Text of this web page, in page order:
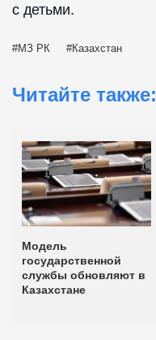
с детьми.
МЗ РК Казахстан
Читайте также:
Модель
государственной
службы обновляют в
Казахстане